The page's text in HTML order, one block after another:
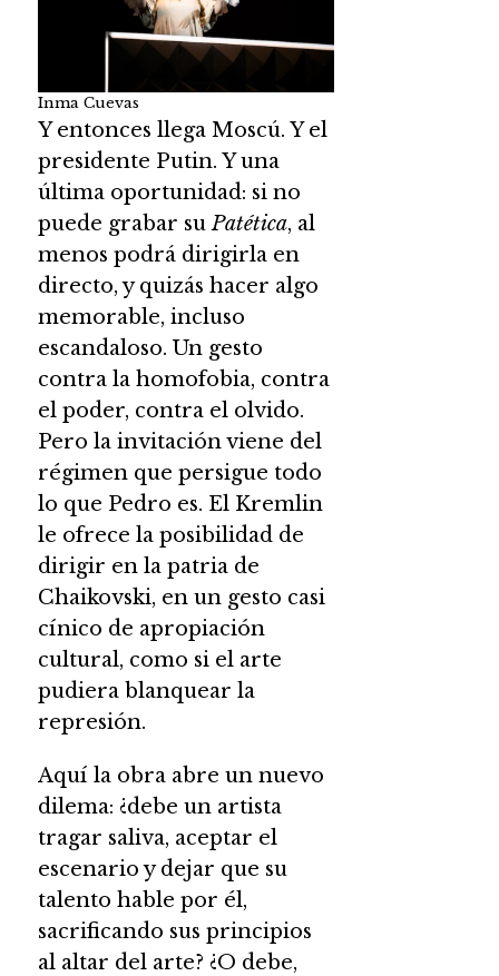
Inma Cuevas
Y entonces llega Moscú. Y el
presidente Putin. Y una
última oportunidad: si no
puede grabar suPatética, al
menos podrá dirigirla en
directo, y quizás hacer algo
memorable, incluso
escandaloso. Un gesto
contra la homofobia, contra
el poder, contra el olvido.
Pero la invitación viene del
régimen que persigue todo
lo que Pedro es. El Kremlin
le ofrece la posibilidad de
dirigir en la patria de
Chaikovski, en un gesto casi
cínico de apropiación
cultural, como si el arte
pudiera blanquear la
represión.
Aquí la obra abre un nuevo
dilema: ¿debe un artista
tragar saliva, aceptar el
escenario y dejar que su
talento hable por él,
sacrificando sus principios
al altar del arte? ¿O debe,